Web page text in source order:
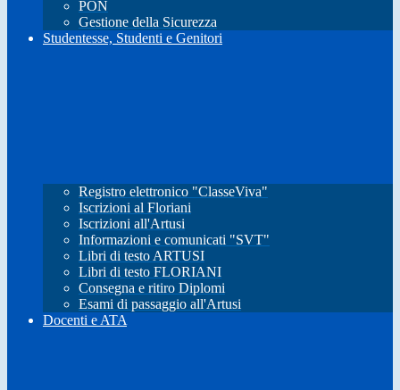
PON
Gestione della Sicurezza
Studentesse, Studenti e Genitori
Registro elettronico "ClasseViva"
Iscrizioni al Floriani
Iscrizioni all'Artusi
Informazioni e comunicati "SVT"
Libri di testo ARTUSI
Libri di testo FLORIANI
Consegna e ritiro Diplomi
Esami di passaggio all'Artusi
Docenti e ATA